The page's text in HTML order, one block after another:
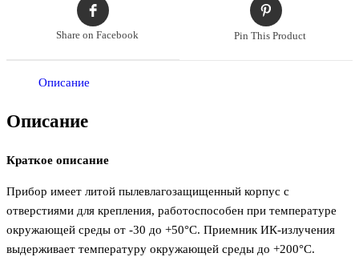
Share on Facebook Pin This Product
Описание
Описание
Краткое описание
Прибор имеет литой пылевлагозащищенный корпус с
отверстиями для крепления, работоспособен при температуре
окружающей среды от -30 до +50°С. Приемник ИК-излучения
выдерживает температуру окружающей среды до +200°С.